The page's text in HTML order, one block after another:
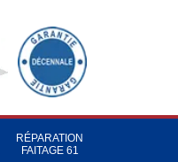
RÉPARATION
FAITAGE 61